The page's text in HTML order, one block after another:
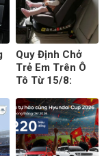
Quy Định Chở
Trẻ Em Trên Ô
Tô Từ 15/8:
Bị Phạt Tiền?